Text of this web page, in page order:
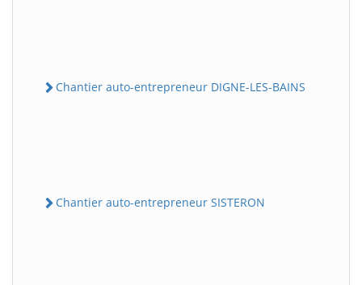
Chantier auto-entrepreneur DIGNE-LES-BAINS
Chantier auto-entrepreneur SISTERON